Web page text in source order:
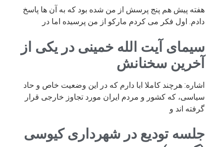
هفته پیش هم پنج پرسش از من شده بود که به آن ها پاسخ
دادم. اول فکر می کردم مارکو از من پرسیده اما در
سیمای آیت الله خمینی در یکی از
آخرین سخنانش
اشاره: هرچند کاملا ابا دارم که در این وضعیت خاص و حاد
سیاسی، که کشور و مردم ایران مورد تجاوز خارجی قرار
گرفته اند و
جلسه تودیع در شهرداری کیوسی